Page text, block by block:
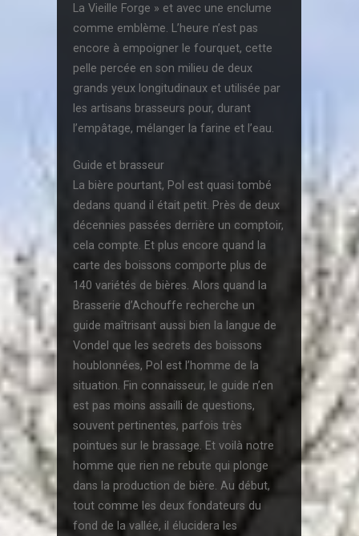
La Vieille Forge » et avec une enclume
comme emblème. L’heure n’est pas
encore à empoigner le fourquet, cette
pelle percée en son milieu de deux
grands yeux longitudinaux et utilisée par
les artisans brasseurs pour, durant
l’empâtage, mélanger la farine et l’eau.
Guide et brasseur
La bière pourtant, Pol est quasi tombé
dedans quand il était petit. Près de deux
décennies passées derrière un comptoir,
cela compte. Et plus encore quand la
carte des boissons comporte plus de
140 variétés de bières. Alors quand la
Brasserie d’Achouffe recherche un
guide maîtrisant aussi bien la langue de
Vondel que les secrets des boissons
houblonnées, Pol est l’homme de la
situation. Fin connaisseur, le guide n’en
est pas moins assailli de questions,
souvent pertinentes, parfois très
pointues sur le brassage. Et voilà notre
homme que rien ne rebute qui plonge
dans la production de bière. Au début,
tout comme les deux fondateurs du
fond de la vallée, il élucidera les